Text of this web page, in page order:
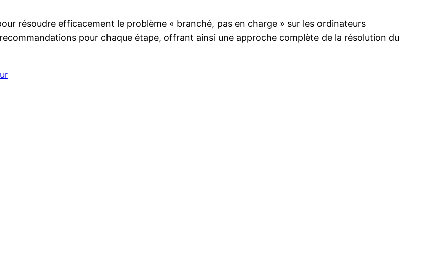
résoudre efficacement le problème « branché, pas en charge » sur les ordinateurs
pour chaque étape, offrant ainsi une approche complète de la résolution du